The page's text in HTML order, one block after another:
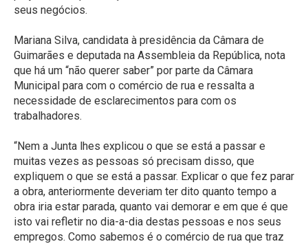
seus negócios.
Mariana Silva, candidata à presidência da Câmara de
Guimarães e deputada na Assembleia da República, nota
que há um “não querer saber” por parte da Câmara
Municipal para com o comércio de rua e ressalta a
necessidade de esclarecimentos para com os
trabalhadores.
“Nem a Junta lhes explicou o que se está a passar e
muitas vezes as pessoas só precisam disso, que
expliquem o que se está a passar. Explicar o que fez parar
a obra, anteriormente deveriam ter dito quanto tempo a
obra iria estar parada, quanto vai demorar e em que é que
isto vai refletir no dia-a-dia destas pessoas e nos seus
empregos. Como sabemos é o comércio de rua que traz